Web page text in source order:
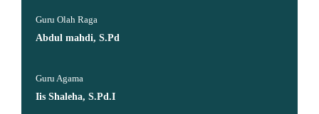
Guru Olah Raga
Abdul mahdi, S.Pd
Guru Agama
Iis Shaleha, S.Pd.I